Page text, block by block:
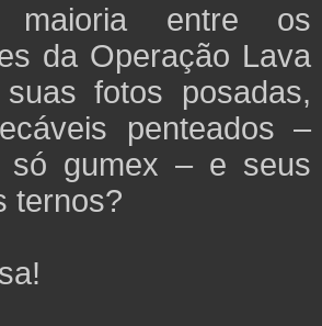
entre os
da Operação Lava
fotos posadas,
penteados –
só gumex – e seus
ternos?